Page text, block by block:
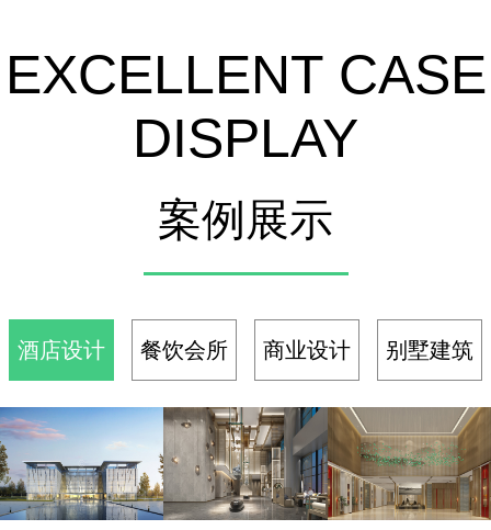
监控
份预算，
都花的掷
EXCELLENT CASE
DISPLAY
案例展示
酒店设计 餐饮会所 商业设计 别墅建筑